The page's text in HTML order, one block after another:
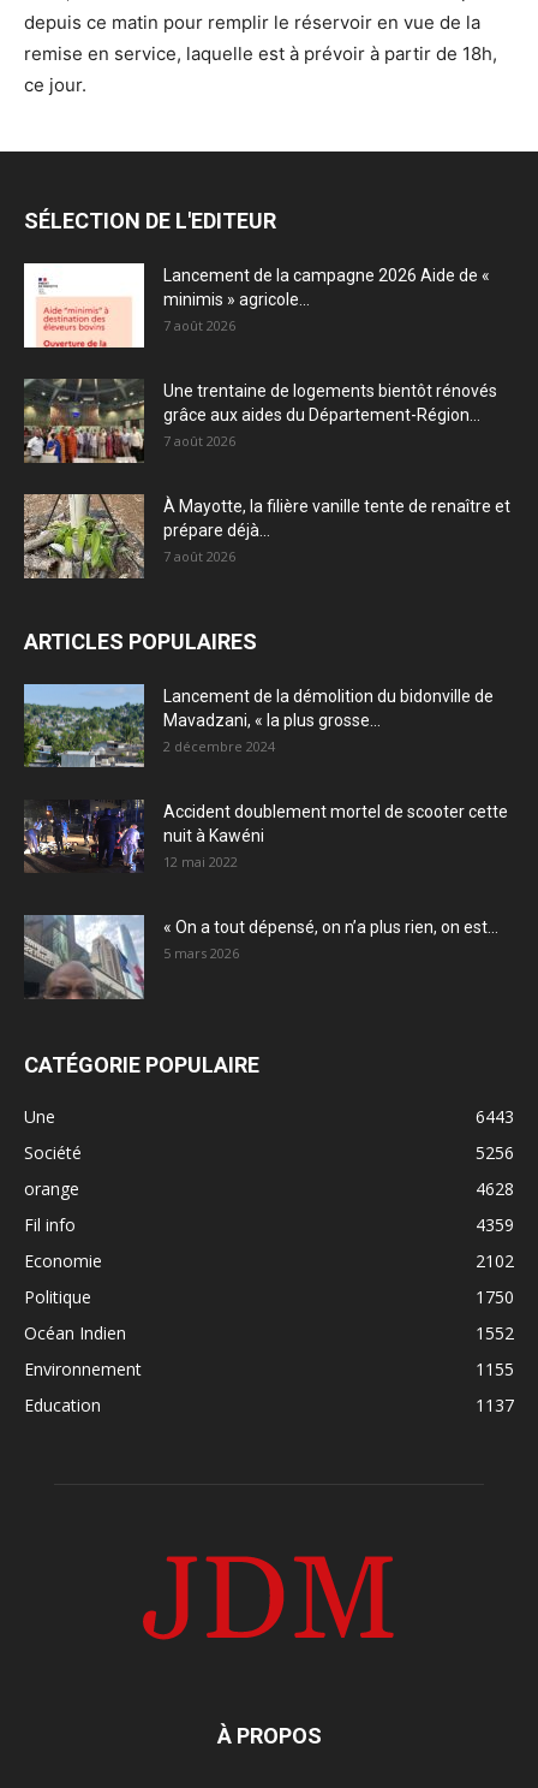
depuis ce matin pour remplir le réservoir en vue de la
remise en service, laquelle est à prévoir à partir de 18h,
ce jour.
SÉLECTION DE L'EDITEUR
Lancement de la campagne 2026 Aide de «
minimis » agricole...
7 août 2026
Une trentaine de logements bientôt rénovés
grâce aux aides du Département-Région...
7 août 2026
À Mayotte, la filière vanille tente de renaître et
prépare déjà...
7 août 2026
ARTICLES POPULAIRES
Lancement de la démolition du bidonville de
Mavadzani, « la plus grosse...
2 décembre 2024
Accident doublement mortel de scooter cette
nuit à Kawéni
12 mai 2022
« On a tout dépensé, on n’a plus rien, on est...
5 mars 2026
CATÉGORIE POPULAIRE
Une
6443
Société
5256
orange
4628
Fil info
4359
Economie
2102
Politique
1750
Océan Indien
1552
Environnement
1155
Education
1137
À PROPOS